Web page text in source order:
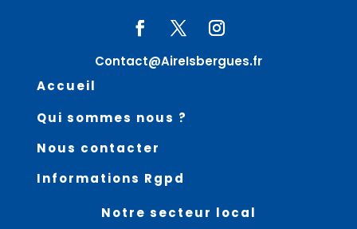
Contact@AireIsbergues.fr
Accueil
Qui sommes nous ?
Nous contacter
Informations Rgpd
Notre secteur local